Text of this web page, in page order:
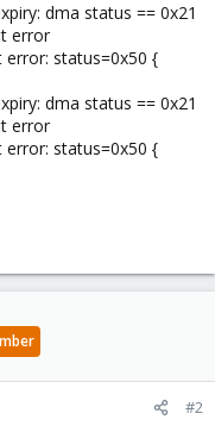
dma status == 0x21
error
error: status=0x50 {
dma status == 0x21
error
error: status=0x50 {
#2